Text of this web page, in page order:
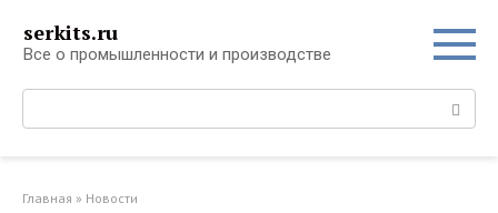
контенту
serkits.ru
Все о промышленности и производстве
Поиск:
Главная » Новости